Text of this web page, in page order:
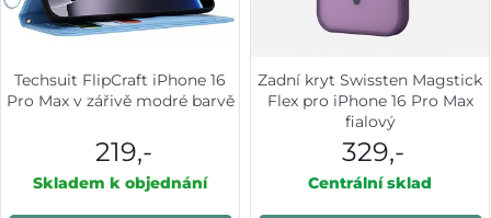
Techsuit FlipCraft iPhone 16
Pro Max v zářivě modré barvě
219,-
Skladem k objednání
Zadní kryt Swissten Magstick
Flex pro iPhone 16 Pro Max
fialový
329,-
Centrální sklad